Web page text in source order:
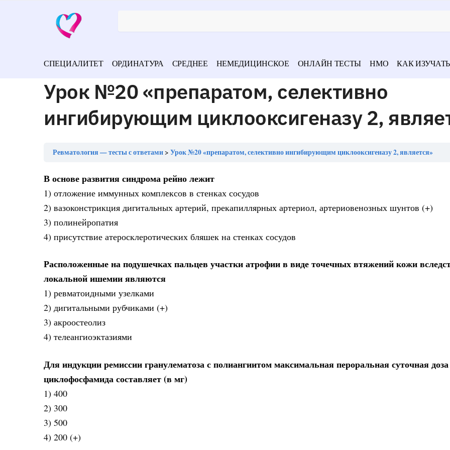
СПЕЦИАЛИТЕТ ОРДИНАТУРА СРЕДНЕЕ НЕМЕДИЦИНСКОЕ ОНЛАЙН ТЕСТЫ НМО КАК ИЗУЧАТЬ
Урок №20 «препаратом, селективно
ингибирующим циклооксигеназу 2,
Ревматология — тесты с ответами Урок №20 «препаратом, селективно ингибирующим циклооксигеназу 2, является»
В основе развития синдрома рейно лежит
1) отложение иммунных комплексов в стенках сосудов
2) вазоконстрикция дигитальных артерий, прекапиллярных артериол, артериовенозных шунтов (+)
3) полинейропатия
4) присутствие атеросклеротических бляшек на стенках сосудов
Расположенные на подушечках пальцев участки атрофии в виде точечных втяжений кожи
локальной ишемии являются
1) ревматоидными узелками
2) дигитальными рубчиками (+)
3) акроостеолиз
4) телеангиоэктазиями
Для индукции ремиссии гранулематоза с полиангиитом максимальная пероральная суточная доза
циклофосфамида составляет (в мг)
1) 400
2) 300
3) 500
4) 200 (+)